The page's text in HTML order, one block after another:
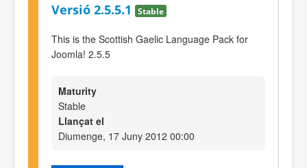
Versió 2.5.5.1 Stable
This is the Scottish Gaelic Language Pack for
Joomla! 2.5.5
Maturity
Stable
Llançat el
Diumenge, 17 Juny 2012 00:00